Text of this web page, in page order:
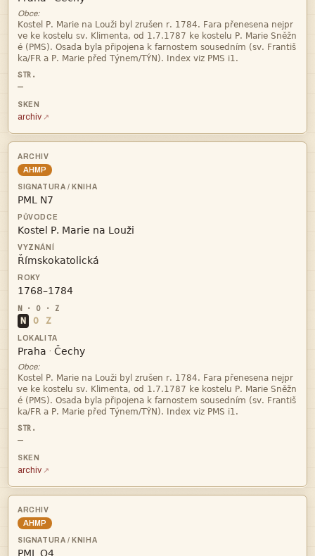
Obce:




—
archiv
AHMP




N O Z
 · 
Obce:




—
archiv
AHMP
